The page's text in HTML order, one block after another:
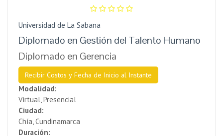
Universidad de La Sabana
Diplomado en Gestión del Talento Humano
Diplomado en Gerencia
Recibir Costos y Fecha de Inicio al Instante
Modalidad:
Virtual, Presencial
Ciudad:
Chía, Cundinamarca
Duración: